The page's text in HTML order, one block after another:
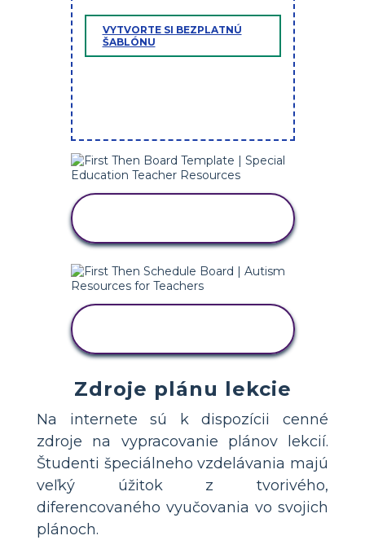
VYTVORTE SI BEZPLATNÚ
ŠABLÓNU
Zdroje plánu lekcie
Na internete sú k dispozícii cenné
zdroje na vypracovanie plánov lekcií.
Študenti špeciálneho vzdelávania majú
veľký úžitok z tvorivého,
diferencovaného vyučovania vo svojich
plánoch.